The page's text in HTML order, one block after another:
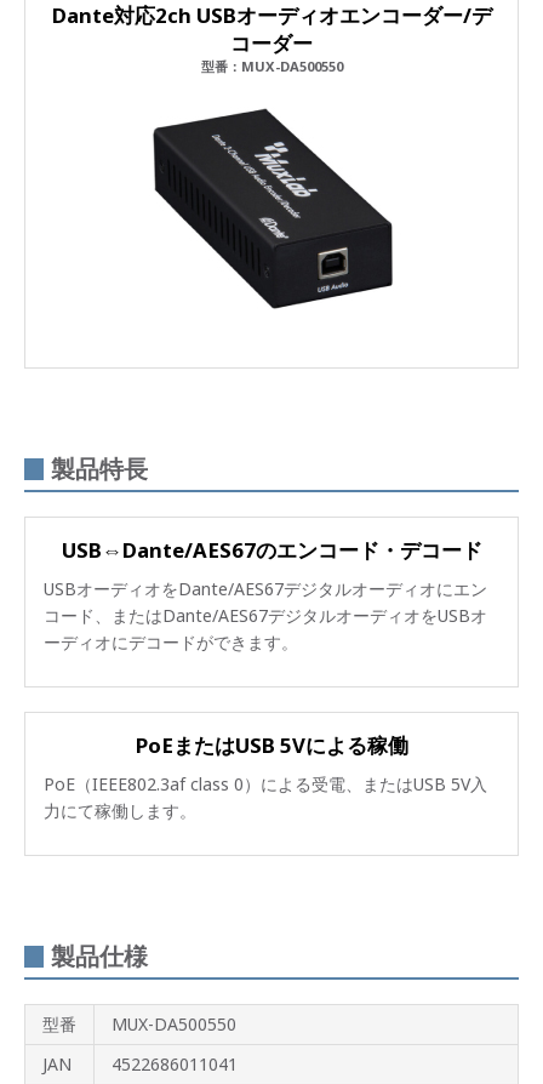
Dante対応2ch USBオーディオエンコーダー/デ
コーダー
型番：MUX-DA500550
製品特長
USB⇔Dante/AES67のエンコード・デコード
USBオーディオをDante/AES67デジタルオーディオにエン
コード、またはDante/AES67デジタルオーディオをUSBオ
ーディオにデコードができます。
PoEまたはUSB 5Vによる稼働
PoE（IEEE802.3af class 0）による受電、またはUSB 5V入
力にて稼働します。
製品仕様
型番
MUX-DA500550
JAN
4522686011041